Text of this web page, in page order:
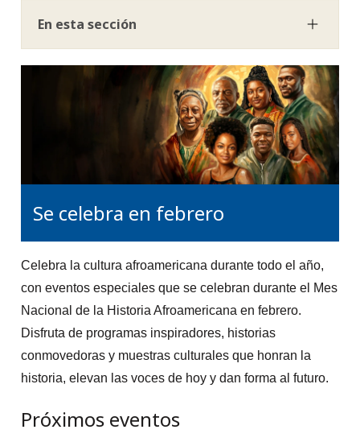
En esta sección
Se celebra en febrero
Celebra la cultura afroamericana durante todo el año,
con eventos especiales que se celebran durante el Mes
Nacional de la Historia Afroamericana en febrero.
Disfruta de programas inspiradores, historias
conmovedoras y muestras culturales que honran la
historia, elevan las voces de hoy y dan forma al futuro.
Próximos eventos